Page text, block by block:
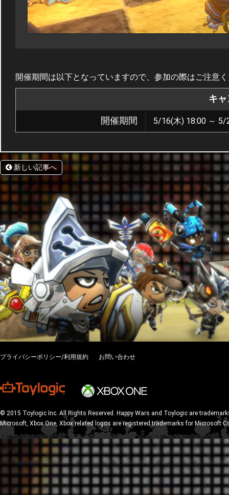
開催期間は以下となっていますので、参加の際はご注意
キ
開催期間 5/16(木) 18:00 ～ 5/
新しい記事へ
プライバシーポリシー/利用規約 お問い合わせ
© 2015 Toylogic Inc. All Rights Reserved. Happy Wars and Toylogic are
Microsoft, Xbox One, Xbox related logos are registered trademarks for Microsoft